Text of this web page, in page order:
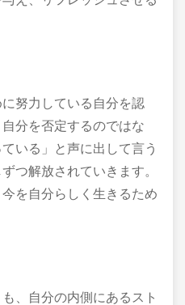
努力している自分を認
分を否定するのではな
いる」と声に出して言う
つ解放されていきます。
を自分らしく生きるため
、自分の内側にあるスト